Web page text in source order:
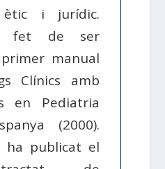
i jurídic.
fet de ser
manual
Clínics amb
en Pediatria
(2000).
ha publicat el